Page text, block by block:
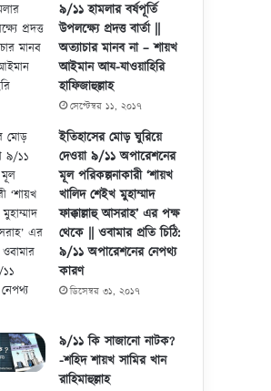
৯/১১ হামলার বর্ষপূর্তি
উপলক্ষ্যে প্রদত্ত বার্তা ||
অত্যাচার মানব না – শায়খ
আইমান আয-যাওয়াহিরি
হাফিজাহুল্লাহ
সেপ্টেম্বর ১১, ২০১৭
ইতিহাসের মোড় ঘুরিয়ে
দেওয়া ৯/১১ অপারেশনের
মূল পরিকল্পনাকারী ‘শায়খ
খালিদ শেইখ মুহাম্মাদ
ফাক্কাল্লাহু আসরাহ’ এর পক্ষ
থেকে || ওবামার প্রতি চিঠি:
৯/১১ অপারেশনের নেপথ্য
কারণ
ডিসেম্বর ৩১, ২০১৭
৯/১১ কি সাজানো নাটক?
-শহিদ শায়খ সামির খান
রাহিমাহুল্লাহ